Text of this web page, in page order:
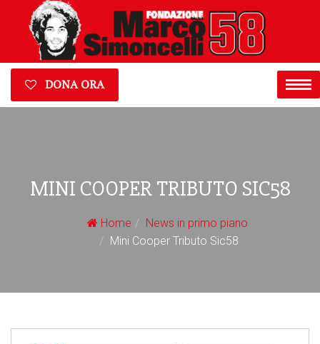
DONA ORA
MINI COOPER TRIBUTO SIC58
Home
News in primo piano
Mini Cooper Tributo Sic58